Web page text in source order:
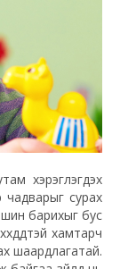
хэрэглэгдэх
чадварыг сурах
барихыг бус
хамтарч
шаардлагатай.